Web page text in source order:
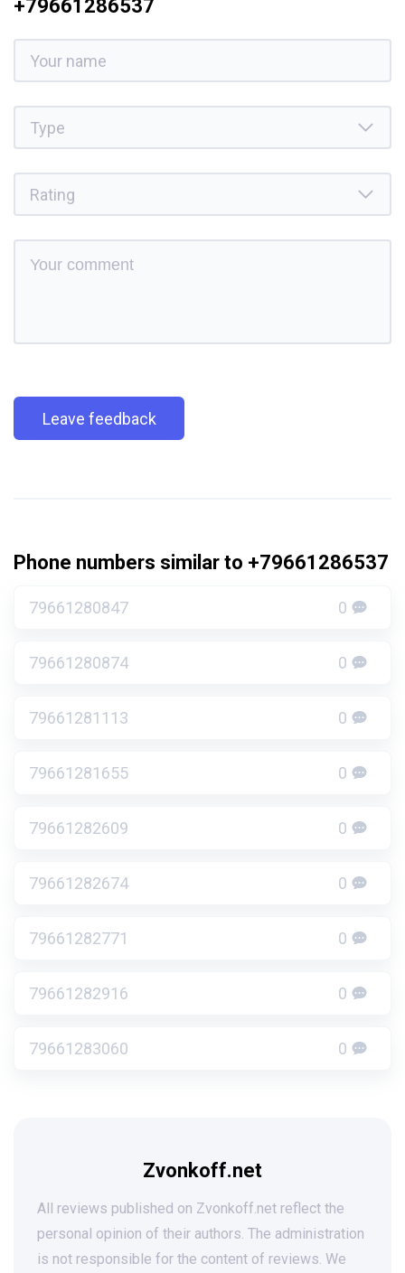
+79661286537
Leave feedback
Phone numbers similar to +79661286537
79661280847 0
79661280874 0
79661281113 0
79661281655 0
79661282609 0
79661282674 0
79661282771 0
79661282916 0
79661283060 0
Zvonkoff.net
All reviews published on Zvonkoff.net reflect the
personal opinion of their authors. The administration
is not responsible for the content of reviews. We